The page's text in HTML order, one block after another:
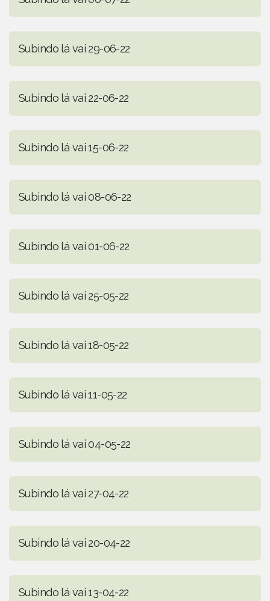
Subindo lá vai 29-06-22
Subindo lá vai 22-06-22
Subindo lá vai 15-06-22
Subindo lá vai 08-06-22
Subindo lá vai 01-06-22
Subindo lá vai 25-05-22
Subindo lá vai 18-05-22
Subindo lá vai 11-05-22
Subindo lá vai 04-05-22
Subindo lá vai 27-04-22
Subindo lá vai 20-04-22
Subindo lá vai 13-04-22